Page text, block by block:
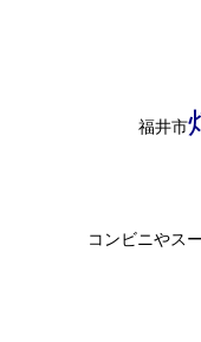
福井市
コンビニやス